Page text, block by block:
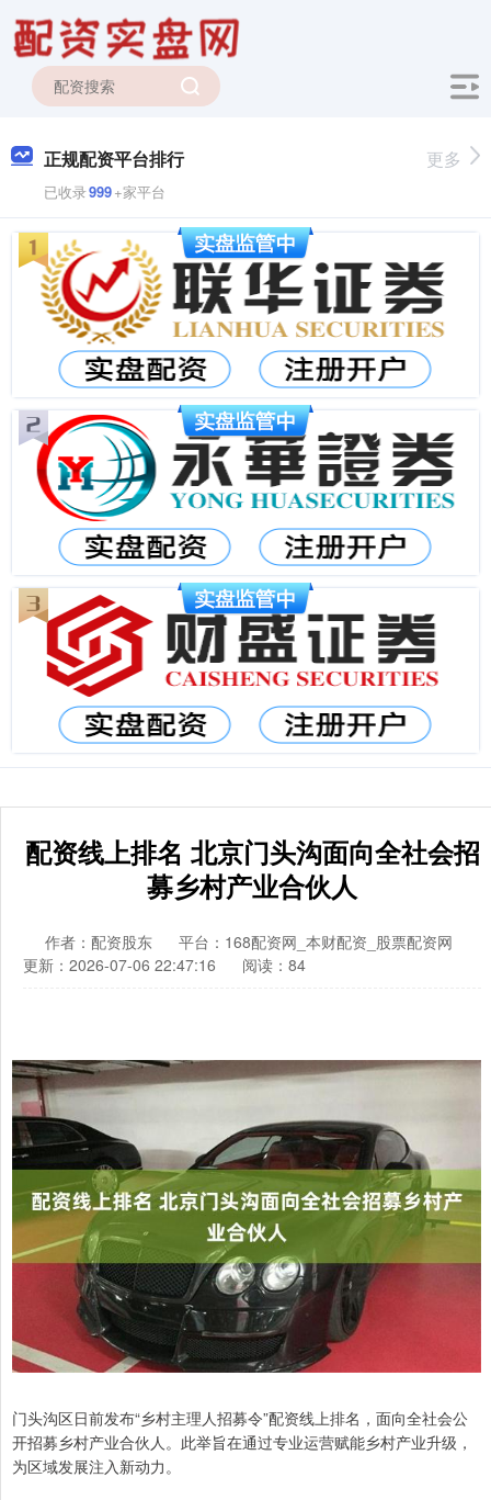
正规配资平台排行
已收录999+家平台
更多
配资线上排名 北京门头沟面向全社会招
募乡村产业合伙人
作者：配资股东
平台：168配资网_本财配资_股票配资网
更新：2026-07-06 22:47:16
阅读：84
门头沟区日前发布“乡村主理人招募令”配资线上排名，面向全社会公
开招募乡村产业合伙人。此举旨在通过专业运营赋能乡村产业升级，
为区域发展注入新动力。